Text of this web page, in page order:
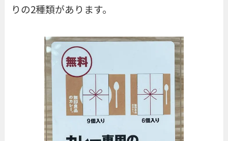
りの2種類があります。